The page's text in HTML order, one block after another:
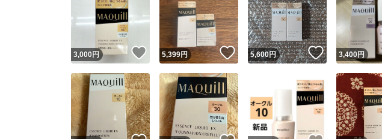
3,000円 いいね！
5,399円 いいね！
5,600円 いいね！
3,400円